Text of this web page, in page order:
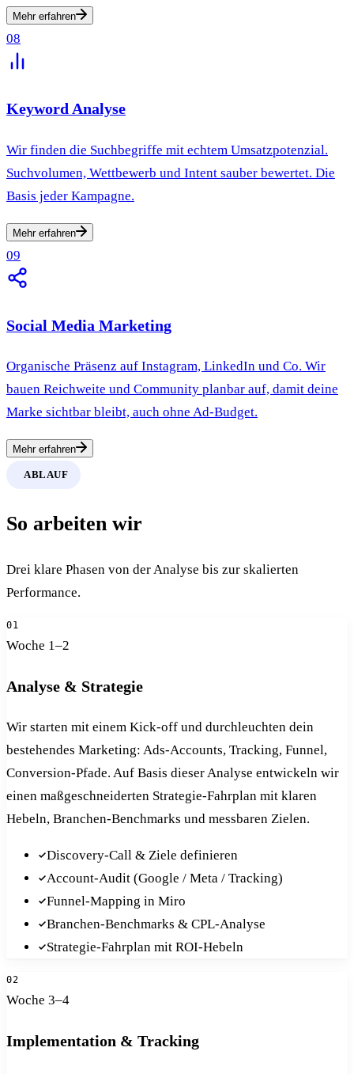
Mehr erfahren
08
Keyword Analyse
Wir finden die Suchbegriffe mit echtem Umsatzpotenzial.
Suchvolumen, Wettbewerb und Intent sauber bewertet. Die
Basis jeder Kampagne.
Mehr erfahren
09
Social Media Marketing
Organische Präsenz auf Instagram, LinkedIn und Co. Wir
bauen Reichweite und Community planbar auf, damit deine
Marke sichtbar bleibt, auch ohne Ad-Budget.
Mehr erfahren
ABLAUF
So arbeiten wir
Drei klare Phasen von der Analyse bis zur skalierten
Performance.
01
Woche 1–2
Analyse & Strategie
Wir starten mit einem Kick-off und durchleuchten dein
bestehendes Marketing: Ads-Accounts, Tracking, Funnel,
Conversion-Pfade. Auf Basis dieser Analyse entwickeln wir
einen maßgeschneiderten Strategie-Fahrplan mit klaren
Hebeln, Branchen-Benchmarks und messbaren Zielen.
Discovery-Call & Ziele definieren
Account-Audit (Google / Meta / Tracking)
Funnel-Mapping in Miro
Branchen-Benchmarks & CPL-Analyse
Strategie-Fahrplan mit ROI-Hebeln
02
Woche 3–4
Implementation & Tracking